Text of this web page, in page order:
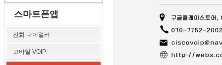
스마트폰앱
전화 다이얼러
모바일 VOIP